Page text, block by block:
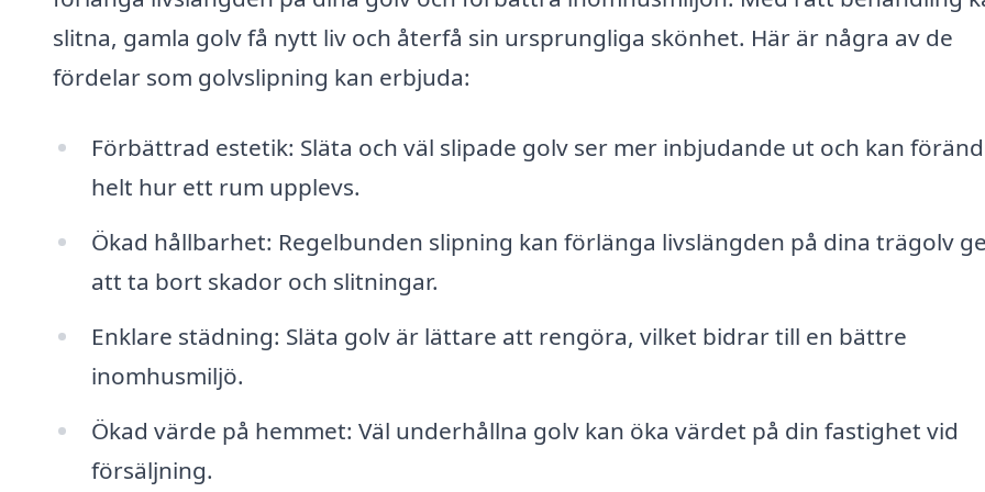
slitna, gamla golv få nytt liv och återfå sin ursprungliga skönhet. Här är några av de
fördelar som golvslipning kan erbjuda:
Förbättrad estetik: Släta och väl slipade golv ser mer inbjudande ut och kan
helt hur ett rum upplevs.
Ökad hållbarhet: Regelbunden slipning kan förlänga livslängden på dina trägolv
att ta bort skador och slitningar.
Enklare städning: Släta golv är lättare att rengöra, vilket bidrar till en bättre
inomhusmiljö.
Ökad värde på hemmet: Väl underhållna golv kan öka värdet på din fastighet vid
försäljning.